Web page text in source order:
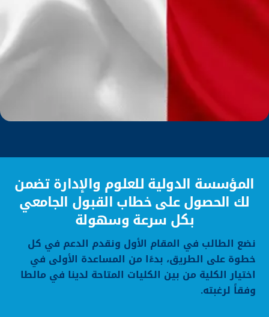
المؤسسة الدولية للعلوم والإدارة تضمن
لك الحصول على خطاب القبول الجامعي
بكل سرعة وسهولة
نضع الطالب في المقام الأول ونقدم الدعم في كل
خطوة على الطريق، بدءًا من المساعدة الأولى في
اختيار الكلية من بين الكليات المتاحة لدينا في مالطا
وفقاً لرغبته.